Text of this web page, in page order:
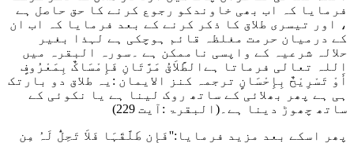
فرمایا کہ اب بھی خاوندکو رجوع کرنے کا حق حاصل ہے
، اور تیسری طلاق کا ذکر کرنے کے بعد فرمایا کہ اب ان
کے درمیان حرمت مغلظہ قائم ہوچکی ہے لہذا بغیر
حلالہ شرعیہ کے واپسی ناممکن ہے ۔سورہ البقرہ میں
اللہ تعالی فرماتا ہے الطَّلاَقُ مَرَّتَانِ فَإِمْسَاکٌ بِمَعْرُوفٍ
أَوْ تَسْرِیْحٌ بِإِحْسَانٍ ترجمہ کنز الایمان :یہ طلاق دو بارتک
ہی ہے پھر بھلائی کے ساتھ روک لینا ہے یا نکوئی کے
ساتھ چھوڑ دینا ہے۔(البقرۃ :آیت 229)
پھر اسکے بعد مزید فرمایا :''فَإِن طَلَّقَہَا فَلاَ تَحِلُّ لَہُ مِن